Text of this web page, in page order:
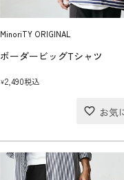
MinoriTY ORIGINAL
ボーダービッグTシャツ
¥2,490税込